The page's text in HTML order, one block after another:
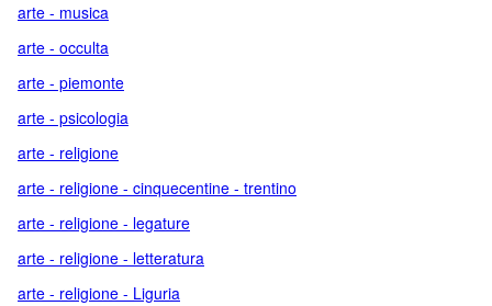
arte - musica
arte - occulta
arte - piemonte
arte - psicologia
arte - religione
arte - religione - cinquecentine - trentino
arte - religione - legature
arte - religione - letteratura
arte - religione - Liguria